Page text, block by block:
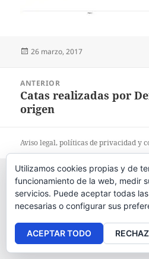
Publicado
26 marzo, 2017
entradas
ANTERIOR
Entrada
anterior:
Catas realizadas por
origen
Aviso legal, políticas deprivacidady
Utilizamos cookies propias y de
funcionamiento de la web, medir
servicios. Puede aceptar todas
necesarias o configurar sus
ACEPTAR TODO